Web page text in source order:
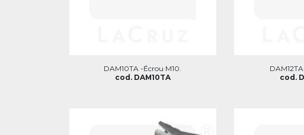
DAM10TA -Écrou M10.
cod. DAM10TA
cod.